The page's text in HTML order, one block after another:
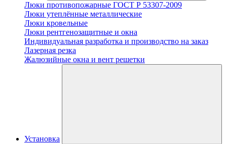
Люки противопожарные ГОСТ Р 53307-2009
Люки утеплённые металлические
Люки кровельные
Люки рентгенозащитные и окна
Индивидуальная разработка и производство на заказ
Лазерная резка
Жалюзийные окна и вент решетки
Установка